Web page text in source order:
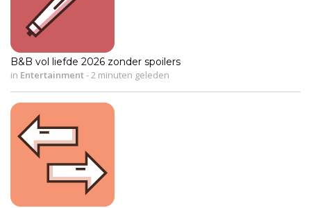
B&B vol liefde 2026 zonder spoilers
in Entertainment- 2 minuten geleden